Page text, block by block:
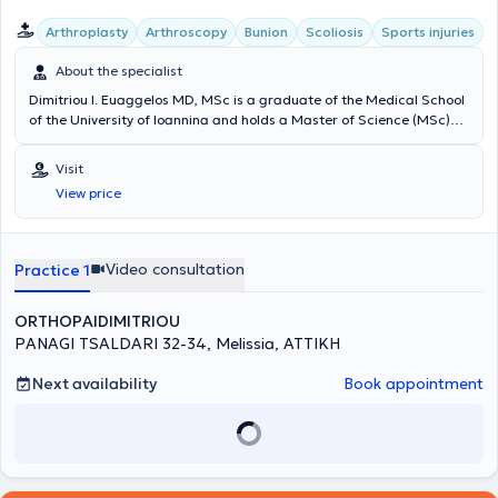
Arthroplasty Arthroscopy Bunion Scoliosis Sports injuries
About the specialist
Dimitriou I. Euaggelos MD, MSc is a graduate of the Medical School
of the University of Ioannina and holds a Master of Science (MSc)
specialized in Orthopedics and Traumatology and sub-specialized
in Hip and Knee Reconstructive Surgery, Upper Limb Surgery, Sports
Injuries, Arthroscopic Surgery, Pediatric Orthopedics, and
Osteoporosis treatment. He has extensive experience working at the
private practice in Melissia and performs surgeries at major private
clinics in Athens.
Visit
View price
Practice 1 Video consultation
ORTHOPAIDIMITRIOU
PANAGI TSALDARI 32-34, Melissia, ΑΤΤΙΚΗ
Next availability
Book appointment